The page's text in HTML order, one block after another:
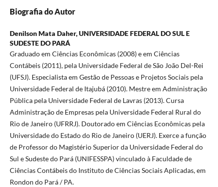
Biografia do Autor
Denilson Mata Daher,UNIVERSIDADE FEDERAL DO SUL E
SUDESTE DO PARÁ
Graduado em Ciências Econômicas (2008) e em Ciências
Contábeis (2011), pela Universidade Federal de São João Del-Rei
(UFSJ). Especialista em Gestão de Pessoas e Projetos Sociais pela
Universidade Federal de Itajubá (2010). Mestre em Administração
Pública pela Universidade Federal de Lavras (2013). Cursa
Administração de Empresas pela Universidade Federal Rural do
Rio de Janeiro (UFRRJ). Doutorado em Ciências Econômicas pela
Universidade do Estado do Rio de Janeiro (UERJ). Exerce a função
de Professor do Magistério Superior da Universidade Federal do
Sul e Sudeste do Pará (UNIFESSPA) vinculado à Faculdade de
Ciências Contábeis do Instituto de Ciências Sociais Aplicadas, em
Rondon do Pará / PA.